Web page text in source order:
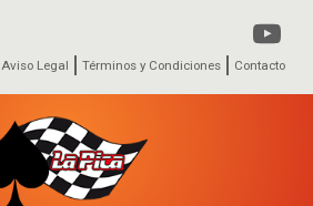
Aviso Legal Términos y Condiciones Contacto